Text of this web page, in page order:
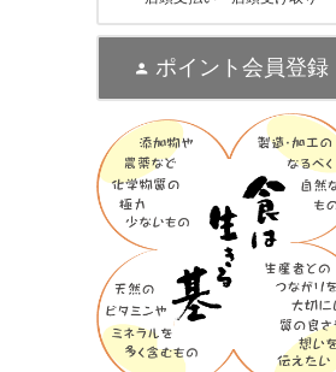
ポイント会員登録